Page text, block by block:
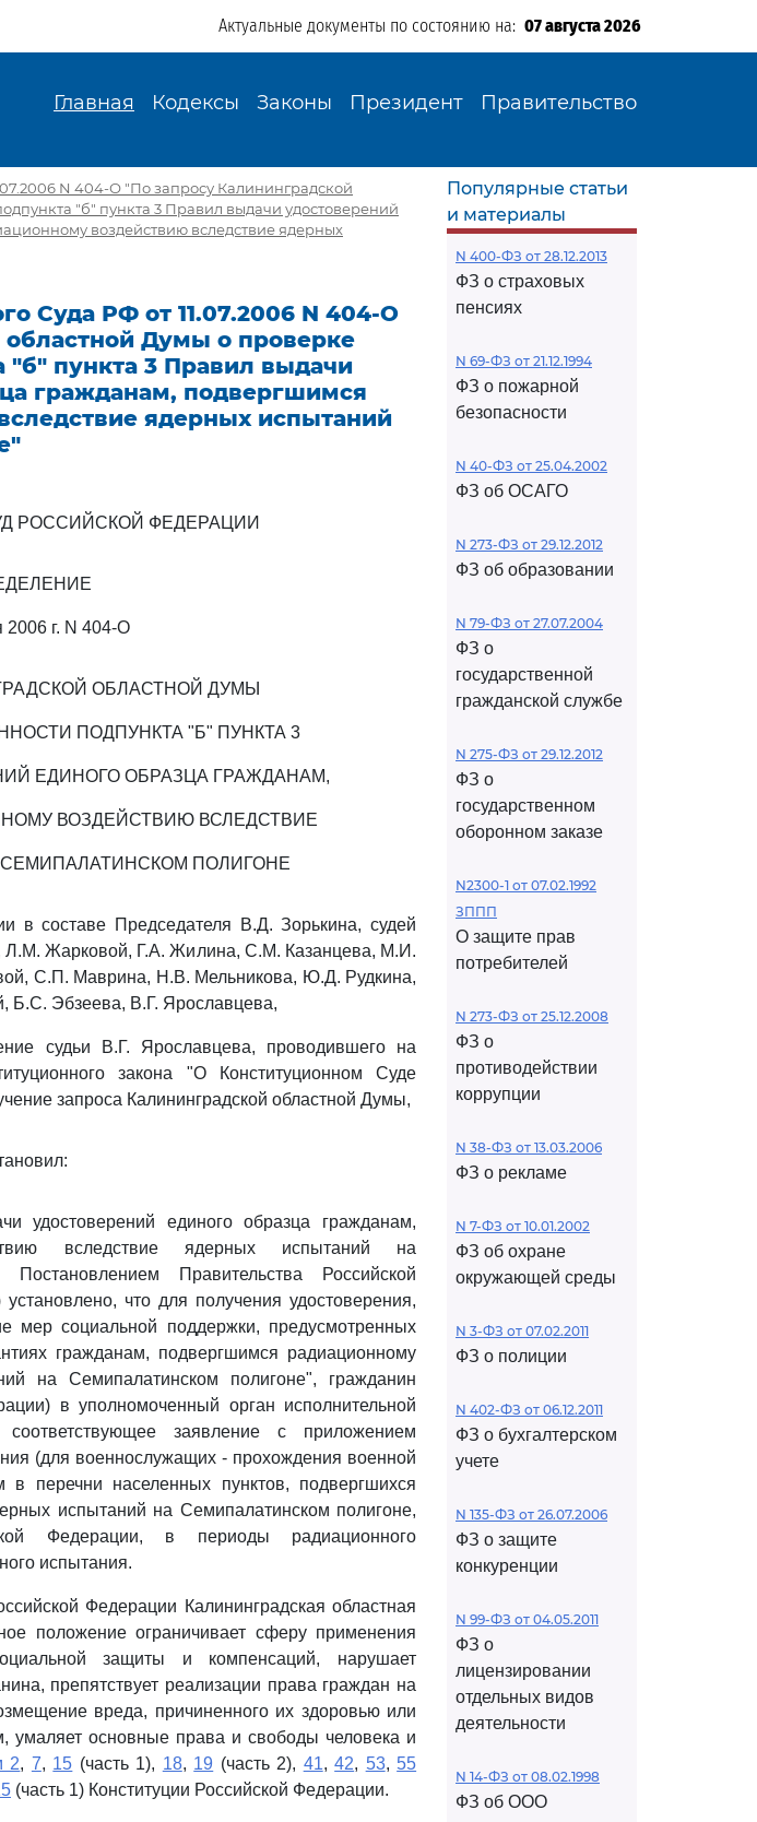
Актуальные документы по состоянию на: 07 августа 2026
Главная Кодексы Законы Президент Правительство
N 404-О "По запросу Калининградской
"б" пункта 3 Правил выдачи удостоверений
воздействию вследствие ядерных
Суда РФ от 11.07.2006 N 404-О
Думы о проверке
"б" пункта 3 Правил выдачи
гражданам, подвергшимся
ядерных испытаний
РОССИЙСКОЙ ФЕДЕРАЦИИ
2006 г. N 404-О
ОБЛАСТНОЙ ДУМЫ
ПОДПУНКТА "Б" ПУНКТА 3
ЕДИНОГО ОБРАЗЦА ГРАЖДАНАМ,
ВОЗДЕЙСТВИЮ ВСЛЕДСТВИЕ
ПОЛИГОНЕ
в составе Председателя В.Д. Зорькина, судей
Жарковой, Г.А. Жилина, С.М. Казанцева, М.И.
С.П. Маврина, Н.В. Мельникова, Ю.Д. Рудкина,
Б.С. Эбзеева, В.Г. Ярославцева,
судьи В.Г. Ярославцева, проводившего на
закона "О Конституционном Суде
запроса Калининградской областной Думы,
удостоверений единого образца гражданам,
вследствие ядерных испытаний на
Правительства Российской
что для получения удостоверения,
мер социальной поддержки, предусмотренных
гражданам, подвергшимся радиационному
на Семипалатинском полигоне", гражданин
в уполномоченный орган исполнительной
заявление с приложением
(для военнослужащих - прохождения военной
перечни населенных пунктов, подвергшихся
испытаний на Семипалатинском полигоне,
Федерации, в периоды радиационного
испытания.
Федерации Калининградская областная
положение ограничивает сферу применения
защиты и компенсаций, нарушает
препятствует реализации права граждан на
вреда, причиненного их здоровью или
умаляет основные права и свободы человека и
2, 7, 15 (часть 1), 18, 19 (часть 2), 41,42, 53, 55
(часть 1) Конституции Российской Федерации.
Популярные статьи
и материалы
N 400-ФЗ от 28.12.2013
ФЗ о страховых
пенсиях
N 69-ФЗ от 21.12.1994
ФЗ о пожарной
безопасности
N 40-ФЗ от 25.04.2002
ФЗ об ОСАГО
N 273-ФЗ от 29.12.2012
ФЗ об образовании
N 79-ФЗ от 27.07.2004
ФЗ о
государственной
гражданской службе
N 275-ФЗ от 29.12.2012
ФЗ о
государственном
оборонном заказе
N2300-1 от 07.02.1992
ЗППП
О защите прав
потребителей
N 273-ФЗ от 25.12.2008
ФЗ о
противодействии
коррупции
N 38-ФЗ от 13.03.2006
ФЗ о рекламе
N 7-ФЗ от 10.01.2002
ФЗ об охране
окружающей среды
N 3-ФЗ от 07.02.2011
ФЗ о полиции
N 402-ФЗ от 06.12.2011
ФЗ о бухгалтерском
учете
N 135-ФЗ от 26.07.2006
ФЗ о защите
конкуренции
N 99-ФЗ от 04.05.2011
ФЗ о
лицензировании
отдельных видов
деятельности
N 14-ФЗ от 08.02.1998
ФЗ об ООО